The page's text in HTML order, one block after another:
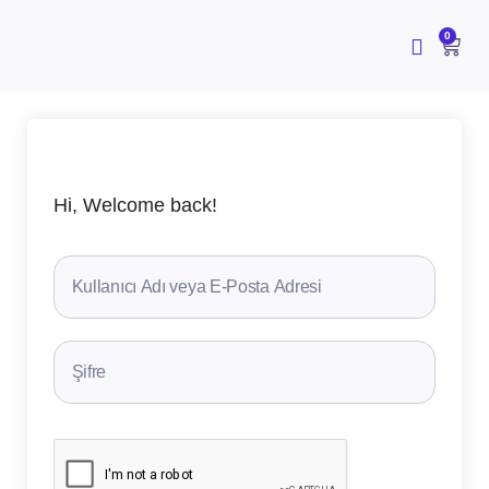
0
Hi, Welcome back!